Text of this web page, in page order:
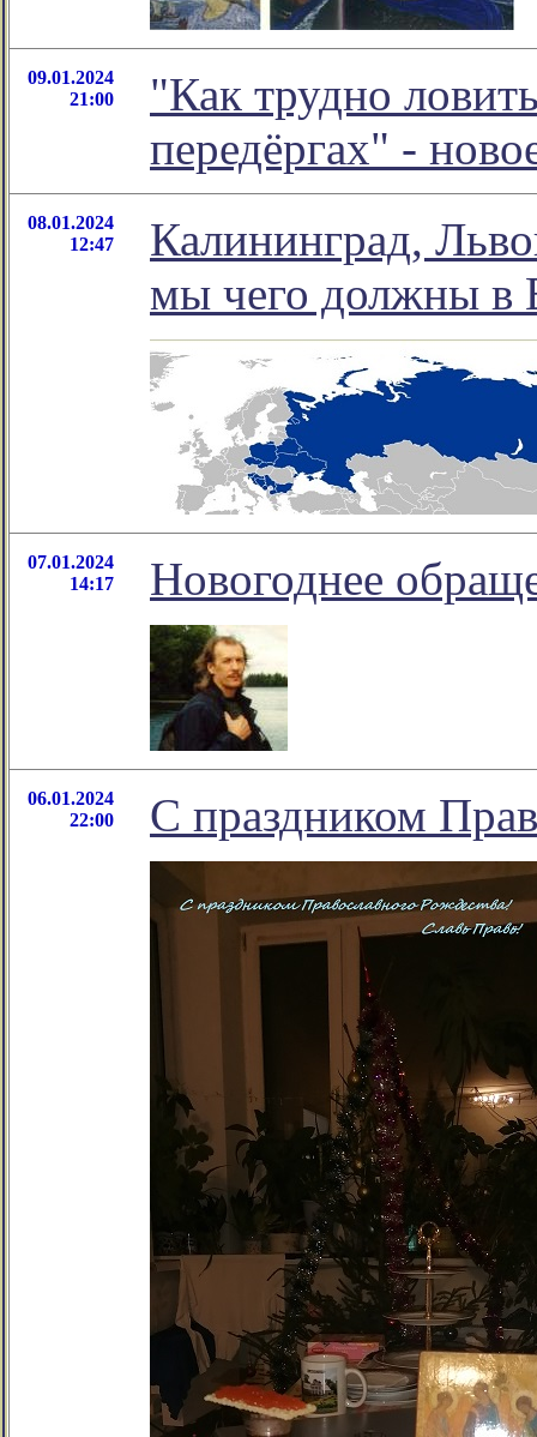
09.01.2024
21:00
"Как трудно
передёргах" -
08.01.2024
12:47
Калининград,
мы чего должны в
07.01.2024
14:17
Новогоднее
06.01.2024
22:00
С праздником